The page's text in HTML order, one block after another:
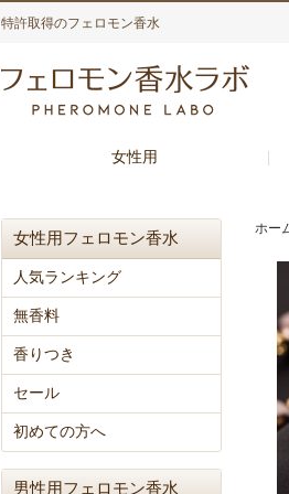
特許取得のフェロモン香水
女性用
ホー
女性用フェロモン香水
人気ランキング
無香料
香りつき
セール
初めての方へ
男性用フェロモン香水